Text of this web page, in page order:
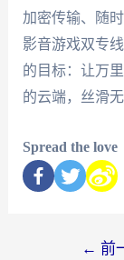
加密传输、随
影音游戏双专
的目标：让万
的云端，丝滑无
Spread the love
← 前